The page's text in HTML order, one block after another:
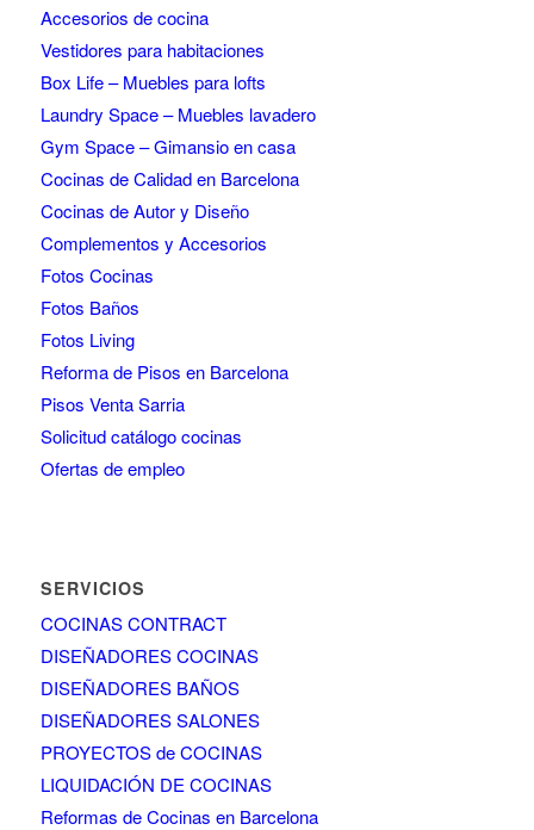
Accesorios de cocina
Vestidores para habitaciones
Box Life – Muebles para lofts
Laundry Space – Muebles lavadero
Gym Space – Gimansio en casa
Cocinas de Calidad en Barcelona
Cocinas de Autor y Diseño
Complementos y Accesorios
Fotos Cocinas
Fotos Baños
Fotos Living
Reforma de Pisos en Barcelona
Pisos Venta Sarria
Solicitud catálogo cocinas
Ofertas de empleo
SERVICIOS
COCINAS CONTRACT
DISEÑADORES COCINAS
DISEÑADORES BAÑOS
DISEÑADORES SALONES
PROYECTOS de COCINAS
LIQUIDACIÓN DE COCINAS
Reformas de Cocinas en Barcelona